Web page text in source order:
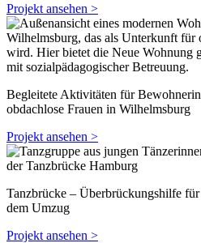
Projekt ansehen >
Begleitete Aktivitäten für
obdachlose Frauen in Wilhelmsburg
Projekt ansehen >
Tanzbrücke – Überbrückungshilfe
dem Umzug
Projekt ansehen >